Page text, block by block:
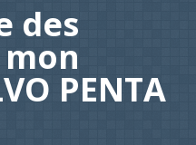
des
PENTA